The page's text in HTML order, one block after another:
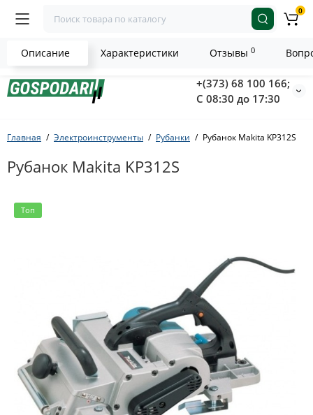
+(373) 68 100 166;
С 08:30 до 17:30
0
Главная Электроинструменты Рубанки Рубанок Makita KP312S
Рубанок Makita KP312S
Топ
Описание Характеристики Отзывы 0